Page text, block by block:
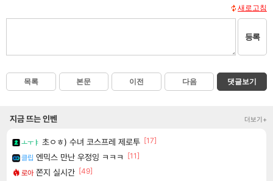
새로고침
등록
목록 본문 이전 다음 댓글보기
지금 뜨는 인벤 더보기+
ㅗㅜㅑ 초ㅇㅎ) 수녀 코스프레 제로투 [17]
클립 엔믹스 만난 우정잉 ㅋㅋㅋ
[11]
로아 쫀지 실시간 [49]